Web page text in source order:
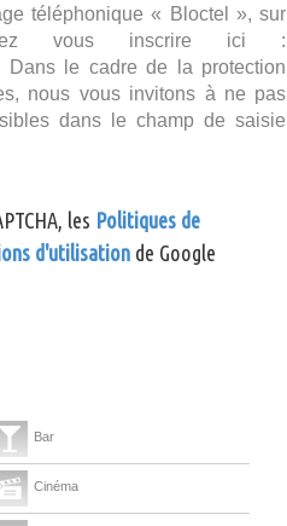
téléphonique « Bloctel », sur
vous inscrire ici :
Dans le cadre de la protection
nous vous invitons à ne pas
dans le champ de saisie
les Politiques de
d'utilisation de Google
Bar
Cinéma